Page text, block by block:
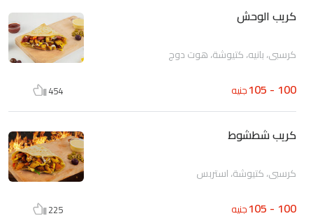
كريب الوحش
كرسبي، بانيه، كتيوشة، هوت دوج
100 - 105 جنيه 454
كريب شطشوط
كرسبي، كتيوشة، استربس
100 - 105 جنيه 225